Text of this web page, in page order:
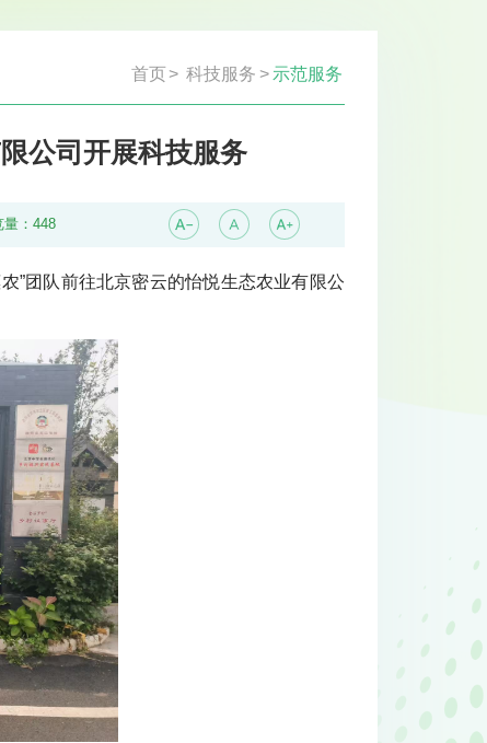
首页> 科技服务 > 示范服务
公司开展科技服务
： 448
”团队前往北京密云的怡悦生态农业有限公